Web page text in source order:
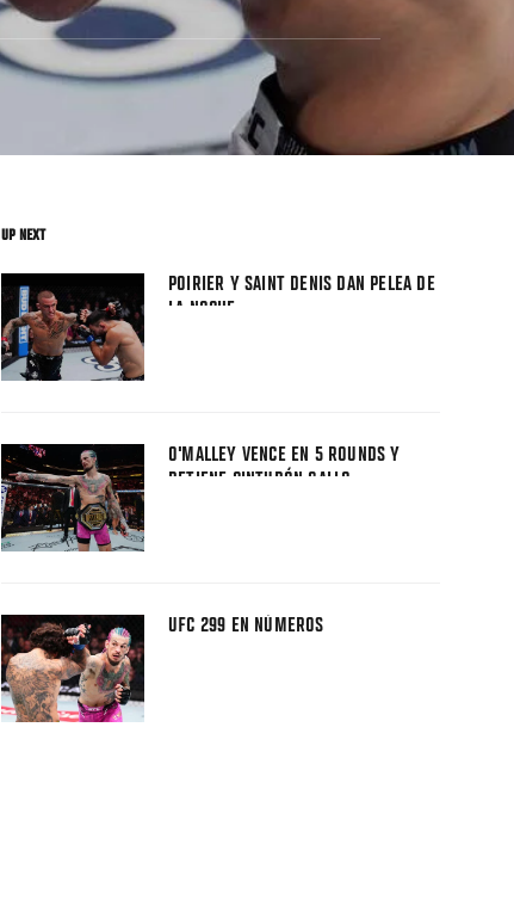
UP NEXT
POIRIER Y SAINT DENIS DAN PELEA DE
LA NOCHE
O'MALLEY VENCE EN 5 ROUNDS Y
RETIENE CINTURÓN GALLO
UFC 299 EN NÚMEROS